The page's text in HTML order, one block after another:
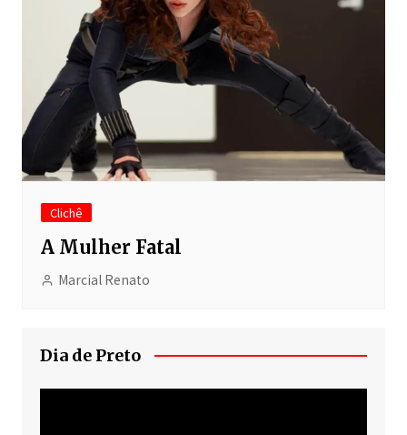
Clichê
A Mulher Fatal
Marcial Renato
Dia de Preto